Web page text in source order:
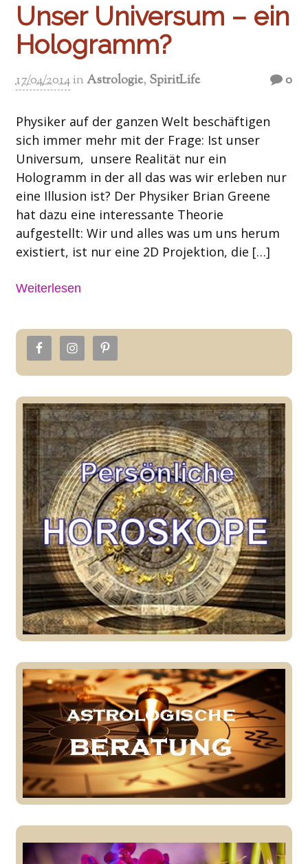
Unser Universum – ein
Hologramm?
17/04/2014 inAstrologie, SpiritLife 0
Physiker auf der ganzen Welt beschäftigen
sich immer mehr mit der Frage: Ist unser
Universum, unsere Realität nur ein
Hologramm in der all das was wir erleben nur
eine Illusion ist? Der Physiker Brian Greene
hat dazu eine interessante Theorie
aufgestellt: Wir und alles was um uns herum
existiert, ist nur eine 2D Projektion, die […]
Weiterlesen